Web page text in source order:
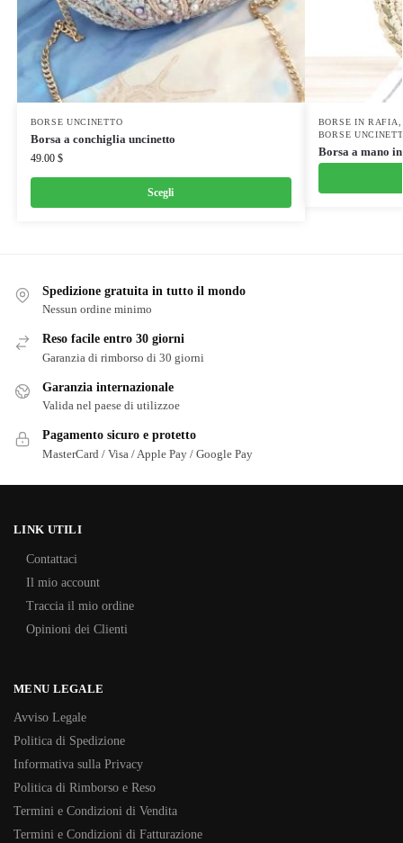
BORSE UNCINETTO
Borsa a conchiglia uncinetto
49.00 $
Scegli
BORSE IN RAFIA
BORSE
Borsa a mano
Spedizione gratuita in tutto il mondo
Nessun ordine minimo
Reso facile entro 30 giorni
Garanzia di rimborso di 30 giorni
Garanzia internazionale
Valida nel paese di utilizzoe
Pagamento sicuro e protetto
MasterCard / Visa / Apple Pay / Google Pay
LINK UTILI
Contattaci
Il mio account
Traccia il mio ordine
Opinioni dei Clienti
MENU LEGALE
Avviso Legale
Politica di Spedizione
Informativa sulla Privacy
Politica di Rimborso e Reso
Termini e Condizioni di Vendita
Termini e Condizioni di Fatturazione